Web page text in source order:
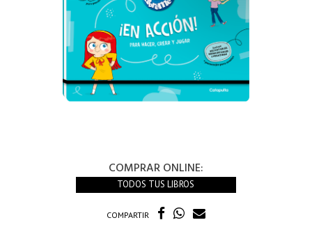
COMPRAR ONLINE:
TODOS TUS LIBROS
COMPARTIR